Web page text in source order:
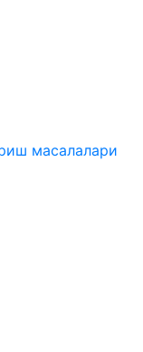
масалалари